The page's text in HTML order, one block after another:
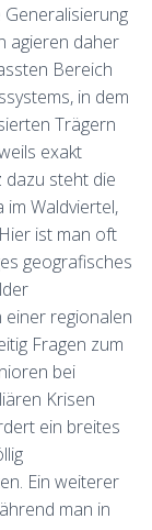
agieren daher
Bereich
in dem
Trägern
exakt
dazu steht die
Waldviertel,
ist man oft
geografisches
einer regionalen
Fragen zum
bei
Krisen
ein breites
Ein weiterer
man in